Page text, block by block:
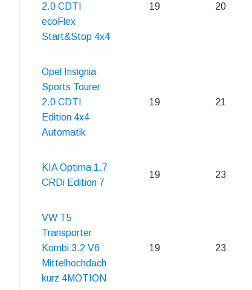
2.0 CDTI
ecoFlex
Start&Stop 4x4
19 20
Opel Insignia
Sports Tourer
2.0 CDTI
Edition 4x4
Automatik
19 21
KIA Optima 1.7
CRDi Edition 7
19 23
VW T5
Transporter
Kombi 3.2 V6
Mittelhochdach
kurz 4MOTION
19 23